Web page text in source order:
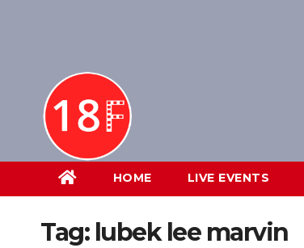
HOME LIVE EVENTS
Tag: lubek lee marvin